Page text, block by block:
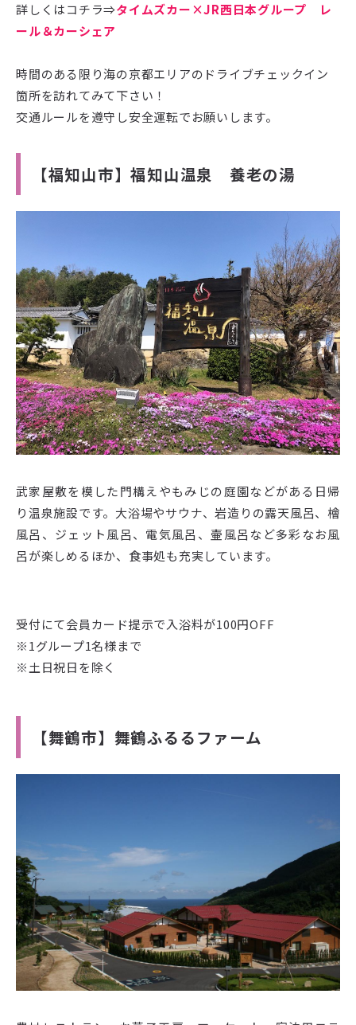
詳しくはコチラ⇒タイムズカー×JR西日本グループ レ
ール＆カーシェア
時間のある限り海の京都エリアのドライブチェックイン
箇所を訪れてみて下さい！
交通ルールを遵守し安全運転でお願いします。
【福知山市】福知山温泉 養老の湯
武家屋敷を模した門構えやもみじの庭園などがある日帰
り温泉施設です。大浴場やサウナ、岩造りの露天風呂、檜
風呂、ジェット風呂、電気風呂、壷風呂など多彩なお風
呂が楽しめるほか、食事処も充実しています。
受付にて会員カード提示で入浴料が100円OFF
※1グループ1名様まで
※土日祝日を除く
【舞鶴市】舞鶴ふるるファーム